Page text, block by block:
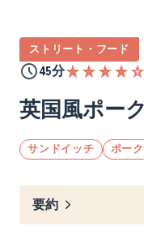
ストリート・フード
45分
英国風ポー
サンドイッチ ポーク
要約